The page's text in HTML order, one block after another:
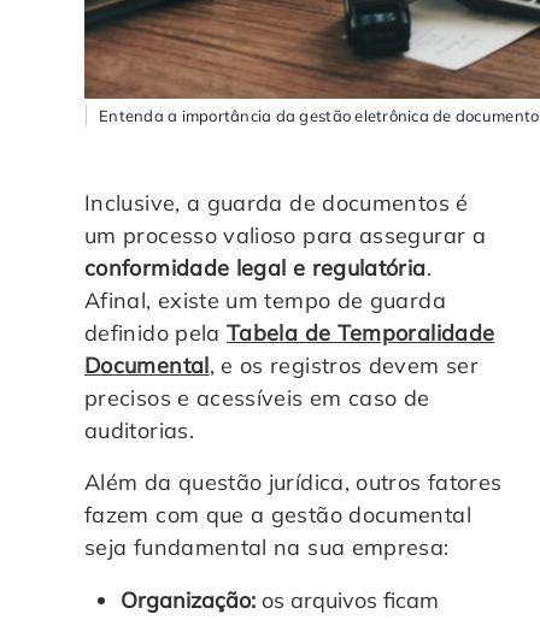
Entenda a importância da gestão eletrônica de
Inclusive, a guarda de documentos é
um processo valioso para assegurar a
conformidade legal e regulatória.
Afinal, existe um tempo de guarda
definido pelaTabela de Temporalidade
Documental, e os registros devem ser
precisos e acessíveis em caso de
auditorias.
Além da questão jurídica, outros fatores
fazem com que a gestão documental
seja fundamental na sua empresa:
Organização: os arquivos ficam